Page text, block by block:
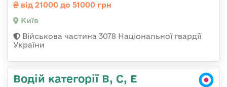
від 21000 до 51000 грн
Київ
Військова частина 3078 Національної гвардії
України
Водій категорії В, С, Е